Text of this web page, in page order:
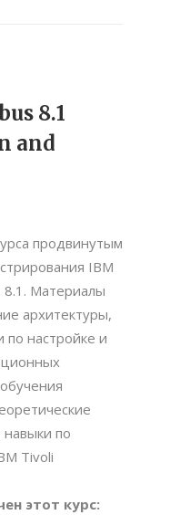
8.1
and
продвинутым
IBM
Материалы
архитектуры,
по настройке и
навыки по
Tivoli
этот курс: